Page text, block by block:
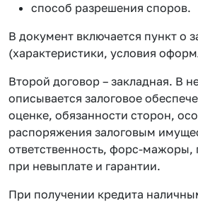
способ разрешения споров.
В документ включается пункт о
(характеристики, условия
Второй договор – закладная. В
описывается залоговое
оценке, обязанности сторон,
распоряжения залоговым
ответственность, форс-мажоры,
при невыплате и гарантии.
При получении кредита